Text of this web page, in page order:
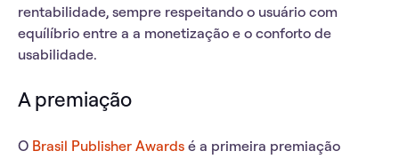
rentabilidade, sempre respeitando o usuário com
equílíbrio entre a a monetização e o conforto de
usabilidade.
A premiação
O Brasil Publisher Awards é a primeira premiação